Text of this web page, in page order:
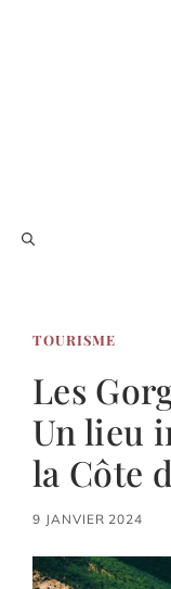
TOURISME
Les
Un lieu
la Côte
9 JANVIER 2024